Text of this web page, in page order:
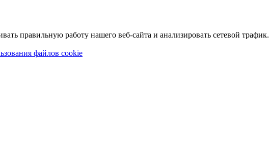
правильную работу нашего веб-сайта и анализировать сетевой трафик.
файлов cookie